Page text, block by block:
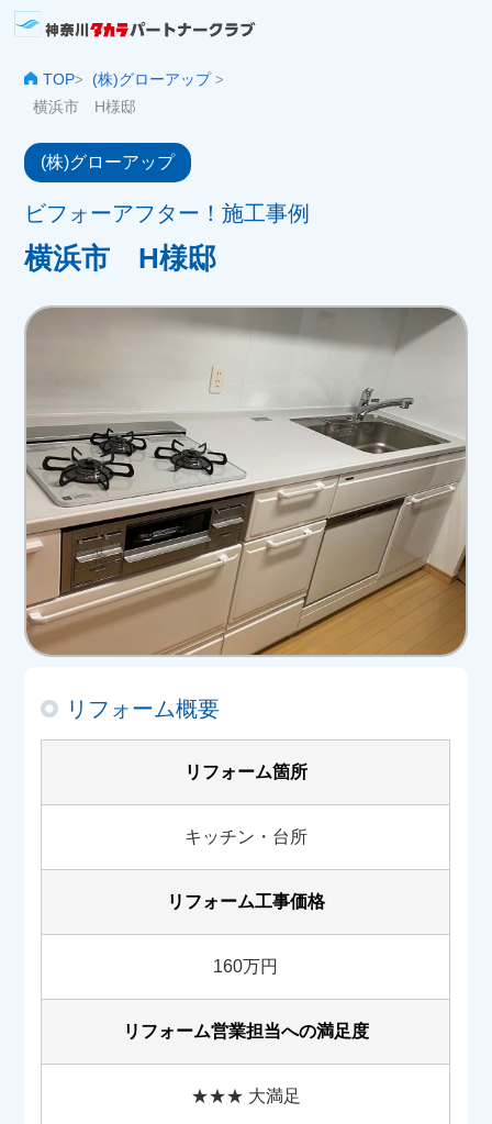
TOP> (株)グローアップ>
横浜市 H様邸
(株)グローアップ
ビフォーアフター！施工事例
横浜市 H様邸
リフォーム概要
リフォーム箇所
キッチン・台所
リフォーム工事価格
160万円
リフォーム営業担当への満足度
★★★ 大満足